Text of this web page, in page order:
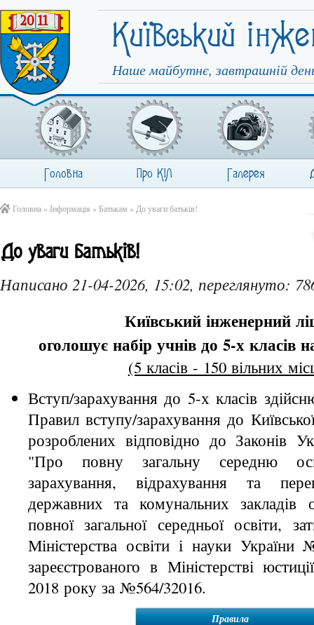
Київський
Наше майбутнє, завтрашній
Головна Про КІЛ Галерея
Головна » Інформація » Батькам » До уваги батьків!
До уваги батьків!
Написано 21-04-2026, 15:02, переглянуто:
Київський інженерний
оголошує набір учнів до 5-х класів
(5 класів - 150 вільних
Вступ/зарахування до 5-х класів
Правил вступу/зарахування до
розроблених відповідно до Законів
"Про повну загальну середню
зарахування, відрахування та
державних та комунальних закладів
повної загальної середньої освіти,
Міністерства освіти і науки
зареєстрованого в Міністерстві
2018 року за №564/32016.
Правила